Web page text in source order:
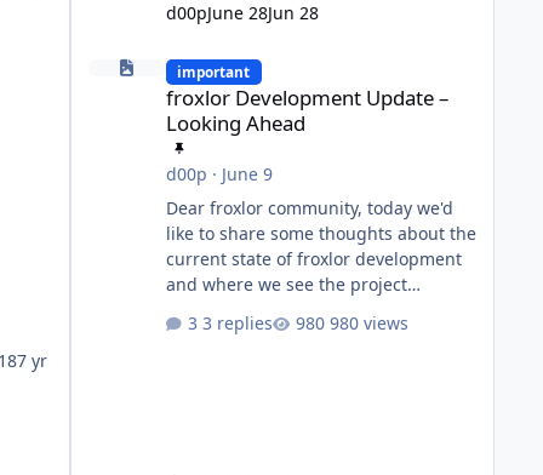
7 yr
d00pJune 28Jun 28
froxlor Development Update – Looking Ahead
important
froxlor Development Update –
Looking Ahead
d00p · June 9
Dear froxlor community, today we'd
like to share some thoughts about the
current state of froxlor development
and where we see the project
know that froxlor has been an open-
3 replies 980 views